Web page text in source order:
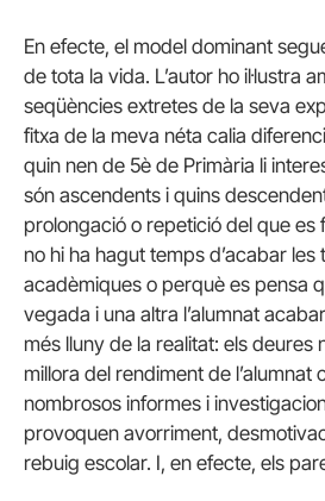
En efecte, el model dominant
de tota la vida. L’autor ho il·lustra
seqüències extretes de la seva
fitxa de la meva néta calia
quin nen de 5è de Primària li
són ascendents i quins
prolongació o repetició del que es
no hi ha hagut temps d’acabar les
acadèmiques o perquè es pensa
vegada i una altra l’alumnat
més lluny de la realitat: els deures
millora del rendiment de l’alumnat
nombrosos informes i
provoquen avorriment,
rebuig escolar. I, en efecte, els